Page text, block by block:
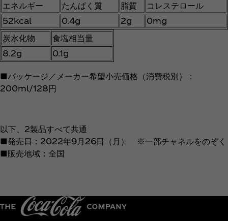
エネルギー たんぱく質 脂質
コレステロール
52kcal
0.4g 2g
0mg
炭水化物
食塩相当量
8.2g
0.1g
■パッケージ／メーカー希望小売価格（消費税別）：
200ml/128円
以下、2製品すべて共通
■発売日：2022年9月26日（月） ※一部チャネルをのぞく
■販売地域：全国